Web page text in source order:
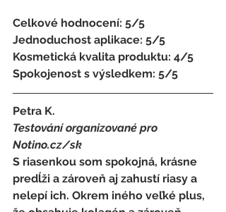
Celkové hodnocení: 5/5
Jednoduchost aplikace: 5/5
Kosmetická kvalita produktu: 4/5
Spokojenost s výsledkem: 5/5
Petra K.
Testování organizované pro
Notino.cz/sk
S riasenkou som spokojná, krásne
predĺži a zároveň aj zahustí riasy a
nelepí ich. Okrem iného veľké plus,